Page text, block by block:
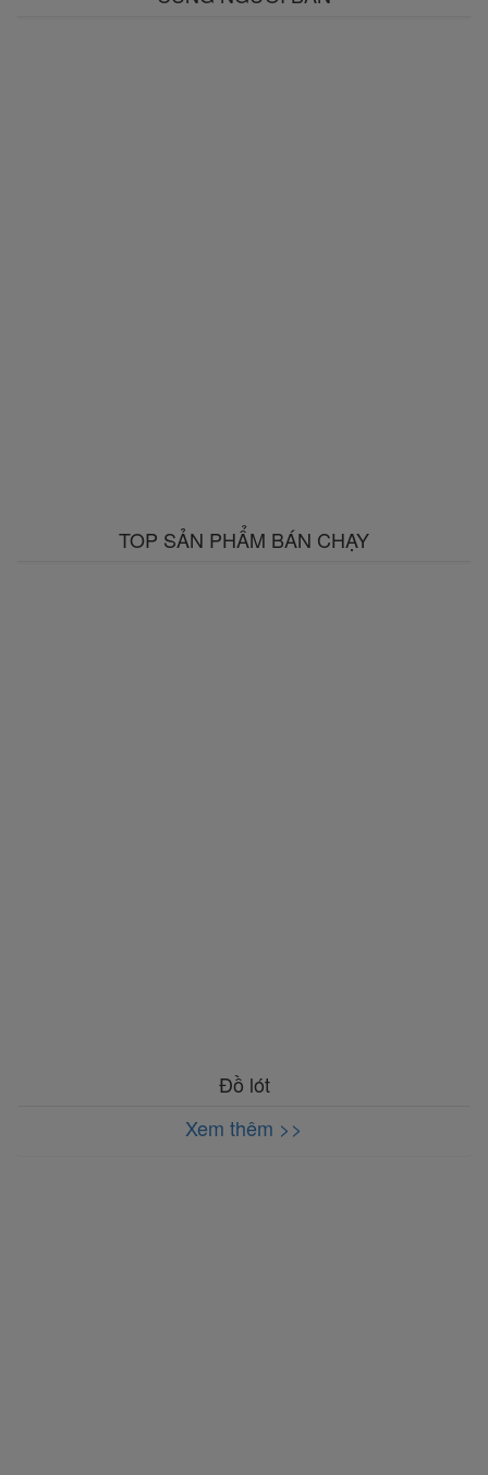
TOP SẢN PHẨM BÁN CHẠY
Đồ lót
Xem thêm >>